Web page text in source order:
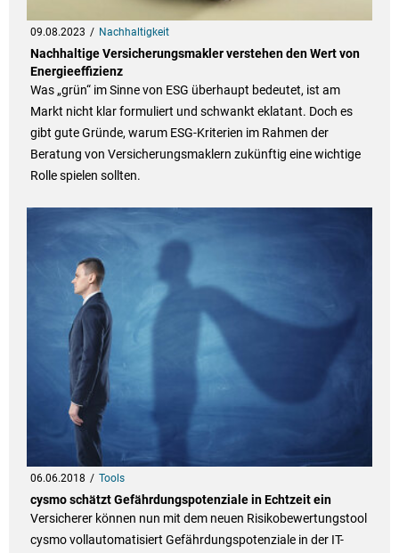
09.08.2023 Nachhaltigkeit
Nachhaltige Versicherungsmakler verstehen den Wert von
Energieeffizienz
Was „grün“ im Sinne von ESG überhaupt bedeutet, ist am
Markt nicht klar formuliert und schwankt eklatant. Doch es
gibt gute Gründe, warum ESG-Kriterien im Rahmen der
Beratung von Versicherungsmaklern zukünftig eine wichtige
Rolle spielen sollten.
06.06.2018 Tools
cysmo schätzt Gefährdungspotenziale in Echtzeit ein
Versicherer können nun mit dem neuen Risikobewertungstool
cysmo vollautomatisiert Gefährdungspotenziale in der IT-